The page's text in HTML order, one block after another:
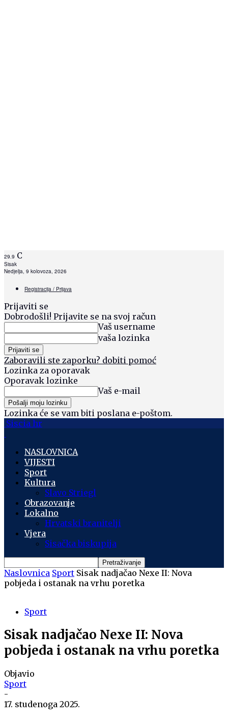
29.9 C
Sisak
Nedjelja, 9 kolovoza, 2026
Registracija / Prijava
Prijaviti se
Dobrodošli! Prijavite se na svoj račun
Vaš username
vaša lozinka
Zaboravili ste zaporku? dobiti pomoć
Lozinka za oporavak
Oporavak lozinke
Vaš e-mail
Lozinka će se vam biti poslana e-poštom.
Siscia hr
NASLOVNICA
VIJESTI
Sport
Kultura
Slavo Striegl
Obrazovanje
Lokalno
Hrvatski branitelji
Vjera
Sisačka biskupija
Naslovnica Sport Sisak nadjačao Nexe II: Nova
pobjeda i ostanak na vrhu poretka
Sport
Sisak nadjačao Nexe II: Nova
pobjeda i ostanak na vrhu poretka
Objavio
Sport
-
17. studenoga 2025.